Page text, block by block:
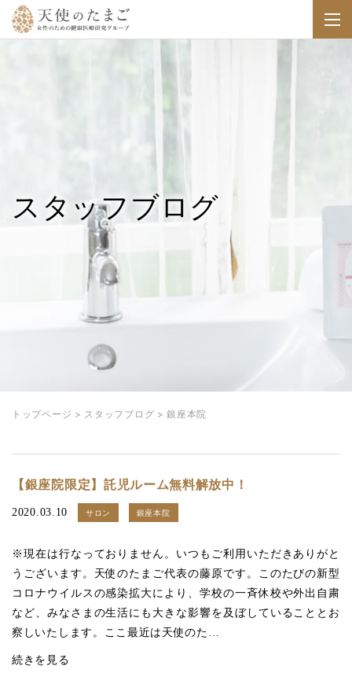
スタッフブログ
トップページ > スタッフブログ > 銀座本院
【銀座院限定】託児ルーム無料解放中！
2020.03.10 サロン 銀座本院
※現在は行なっておりません。いつもご利用いただきありがと
うございます。天使のたまご代表の藤原です。このたびの新型
コロナウイルスの感染拡大により、学校の一斉休校や外出自粛
など、みなさまの生活にも大きな影響を及ぼしていることとお
察しいたします。ここ最近は天使のた…
続きを見る